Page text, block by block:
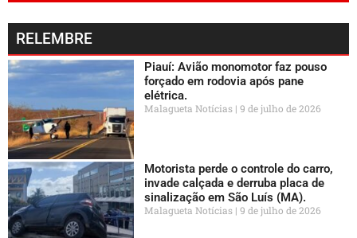
RELEMBRE
Piauí: Avião monomotor faz pouso
forçado em rodovia após pane
elétrica.
Malagueta Notícias 9 de julho de 2026
Motorista perde o controle do carro,
invade calçada e derruba placa de
sinalização em São Luís (MA).
Malagueta Notícias 9 de julho de 2026